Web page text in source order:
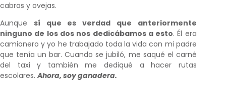
cabras y ovejas.
Aunque sí que es verdad que anteriormente
ninguno de los dos nos dedicábamos a esto. Él era
camionero y yo he trabajado toda la vida con mi padre
que tenía un bar. Cuando se jubiló, me saqué el carné
del taxi y también me dediqué a hacer rutas
escolares.Ahora, soy ganadera.